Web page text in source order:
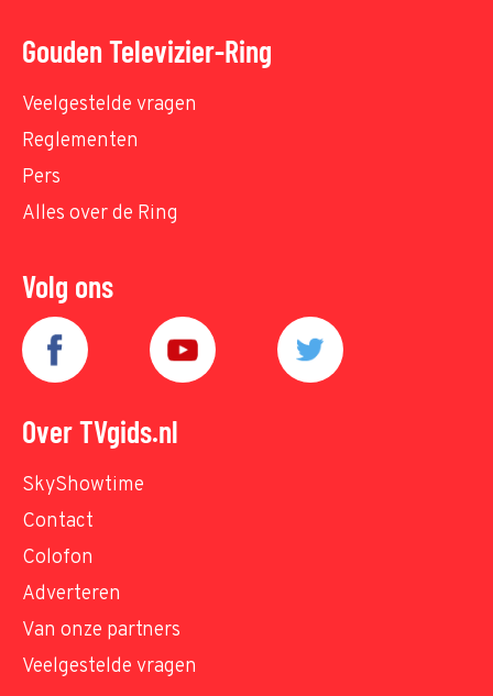
Gouden Televizier-Ring
Veelgestelde vragen
Reglementen
Pers
Alles over de Ring
Volg ons
Over TVgids.nl
SkyShowtime
Contact
Colofon
Adverteren
Van onze partners
Veelgestelde vragen